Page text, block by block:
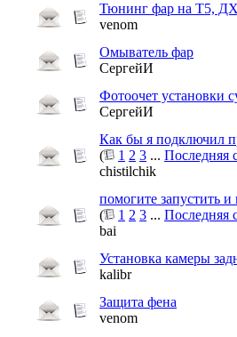
Тюнинг фар на Т5,
venom
Омыватель фар
СергейИ
Фотоочет установки
СергейИ
Как бы я подключил
(
1 2 3 ... Последняя
chistilchik
помогите запустить
(
1 2 3 ... Последняя
bai
Установка камеры
kalibr
Защита фена
venom